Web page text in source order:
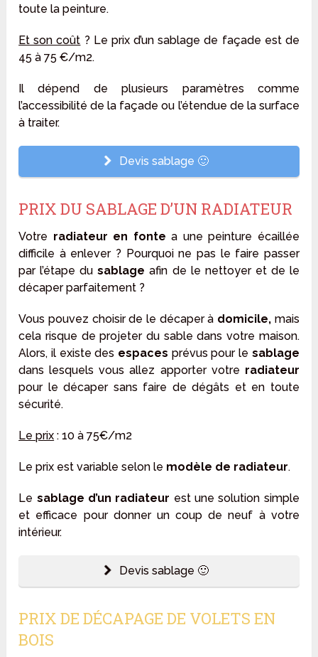
toute la peinture.
Et son coût ? Le prix d’un sablage de façade est de
45 à 75 €/m2.
Il dépend de plusieurs paramètres comme
l’accessibilité de la façade ou l’étendue de la surface
à traiter.
Devis sablage 🙂
PRIX DU SABLAGE D’UN RADIATEUR
Votre radiateur en fonte a une peinture écaillée
difficile à enlever ? Pourquoi ne pas le faire passer
par l’étape dusablage afin de le nettoyer et de le
décaper parfaitement ?
Vous pouvez choisir de le décaper à domicile, mais
cela risque de projeter du sable dans votre maison.
Alors, il existe des espaces prévus pour le sablage
dans lesquels vous allez apporter votre radiateur
pour le décaper sans faire de dégâts et en toute
sécurité.
Le prix : 10 à 75€/m2
Le prix est variable selon le modèle de radiateur.
Le sablage d’un radiateur est une solution simple
et efficace pour donner un coup de neuf à votre
intérieur.
Devis sablage 🙂
PRIX DE DÉCAPAGE DE VOLETS EN
BOIS